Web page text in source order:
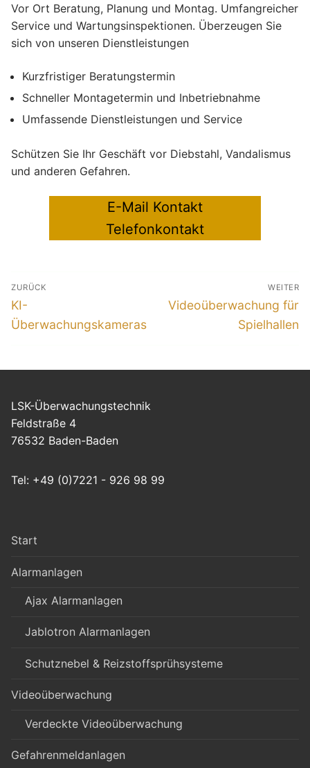
Vor Ort Beratung, Planung und Montag. Umfangreicher
Service und Wartungsinspektionen. Überzeugen Sie
sich von unseren Dienstleistungen
Kurzfristiger Beratungstermin
Schneller Montagetermin und Inbetriebnahme
Umfassende Dienstleistungen und Service
Schützen Sie Ihr Geschäft vor Diebstahl, Vandalismus
und anderen Gefahren.
E-Mail Kontakt
Telefonkontakt
Beitragsnavigation
ZURÜCK
Vorheriger
Beitrag:
KI-
Überwachungskameras
WEITER
Nächster
Videoüberwachung für
Spielhallen
LSK-Überwachungstechnik
Feldstraße 4
76532 Baden-Baden
Tel: +49 (0)7221 - 926 98 99
Start
Alarmanlagen
Ajax Alarmanlagen
Jablotron Alarmanlagen
Schutznebel & Reizstoffsprühsysteme
Videoüberwachung
Verdeckte Videoüberwachung
Gefahrenmeldanlagen